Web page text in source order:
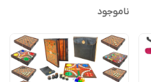
ناموجود